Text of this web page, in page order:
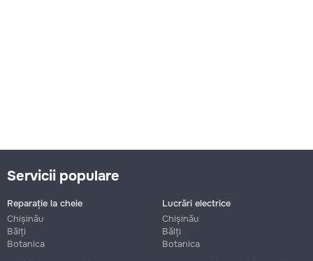
Servicii populare
Reparație la cheie
Chișinău
Bălți
Botanica
Lucrări electrice
Chișinău
Bălți
Botanica